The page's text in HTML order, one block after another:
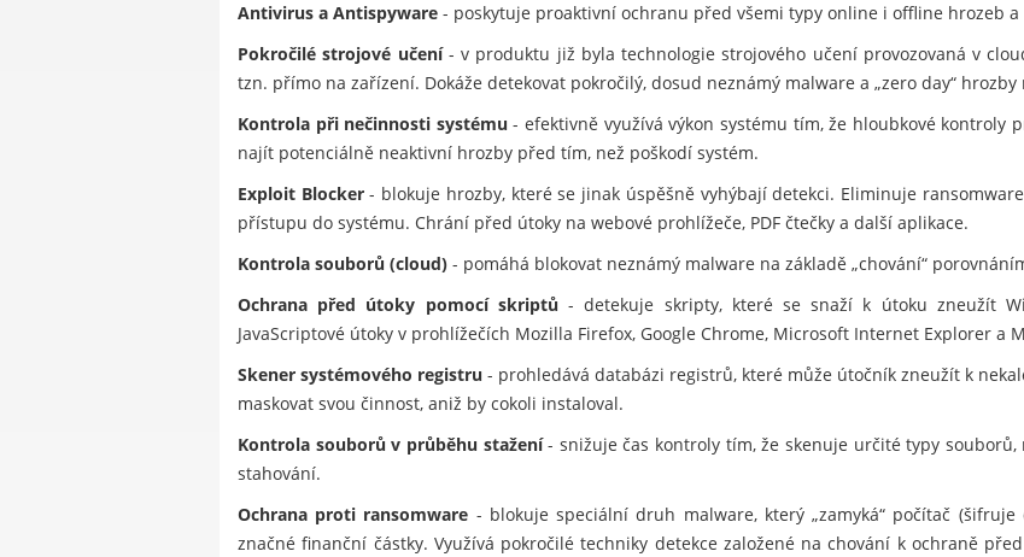
Antivirus a Antispyware - poskytuje proaktivní ochranu před všemi typy online i offline hrozeb
Pokročilé strojové učení- v produktu již byla technologie strojového učení provozovaná v
tzn. přímo na zařízení. Dokáže detekovat pokročilý, dosud neznámý malware a „zero day“
Kontrola při nečinnosti systému - efektivně využívá výkon systému tím, že hloubkové kontroly
najít potenciálně neaktivní hrozby před tím, než poškodí systém.
Exploit Blocker- blokuje hrozby, které se jinak úspěšně vyhýbají detekci. Eliminuje
přístupu do systému. Chrání před útoky na webové prohlížeče, PDF čtečky a další aplikace.
Kontrola souborů (cloud) - pomáhá blokovat neznámý malware na základě „chování“
Ochrana před útoky pomocí skriptů - detekuje skripty, které se snaží k útoku zneužít
JavaScriptové útoky v prohlížečích Mozilla Firefox, Google Chrome, Microsoft Internet Explorer a
Skener systémového registru - prohledává databázi registrů, které může útočník zneužít k
maskovat svou činnost, aniž by cokoli instaloval.
Kontrola souborů v průběhu stažení- snižuje čas kontroly tím, že skenuje určité typy
stahování.
Ochrana proti ransomware - blokuje speciální druh malware, který „zamyká“ počítač
značné finanční částky. Využívá pokročilé techniky detekce založené na chování k ochraně